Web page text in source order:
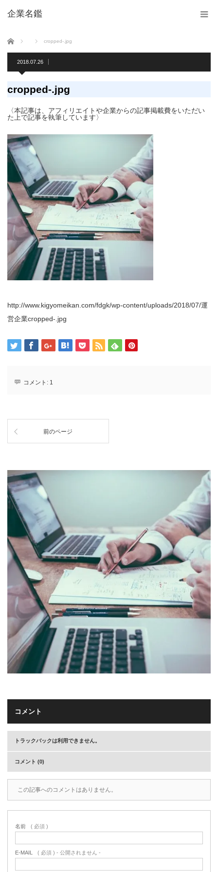
企業名鑑
ホーム cropped-.jpg
2018.07.26
cropped-.jpg
〈本記事は、アフィリエイトや企業からの記事掲載費をいただい
た上で記事を執筆しています〉
http://www.kigyomeikan.com/fdgk/wp-content/uploads/2018/07/運
営企業cropped-.jpg
コメント: 1
前のページ
コメント
トラックバックは利用できません。
コメント (0)
この記事へのコメントはありません。
名前 ( 必須 )
E-MAIL ( 必須 ) - 公開されません -